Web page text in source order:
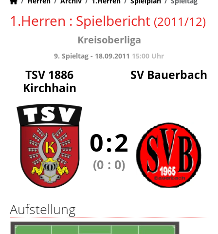
1.Herren : Spielbericht (2011/12)
Kreisoberliga
9. Spieltag - 18.09.2011 15:00 Uhr
TSV 1886
Kirchhain
SV Bauerbach
0:2
(0 : 0)
Aufstellung